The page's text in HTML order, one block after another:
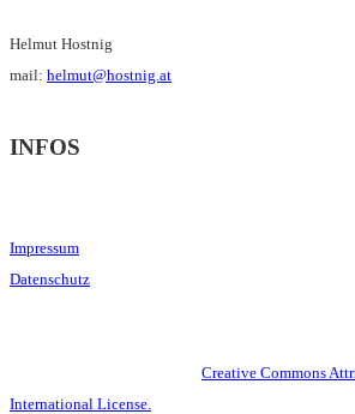
Helmut Hostnig
mail: helmut@hostnig.at
INFOS
Impressum
Datenschutz
Creative Commons
International License.